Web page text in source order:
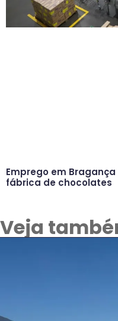
Emprego em
fábrica de chocolates
Veja